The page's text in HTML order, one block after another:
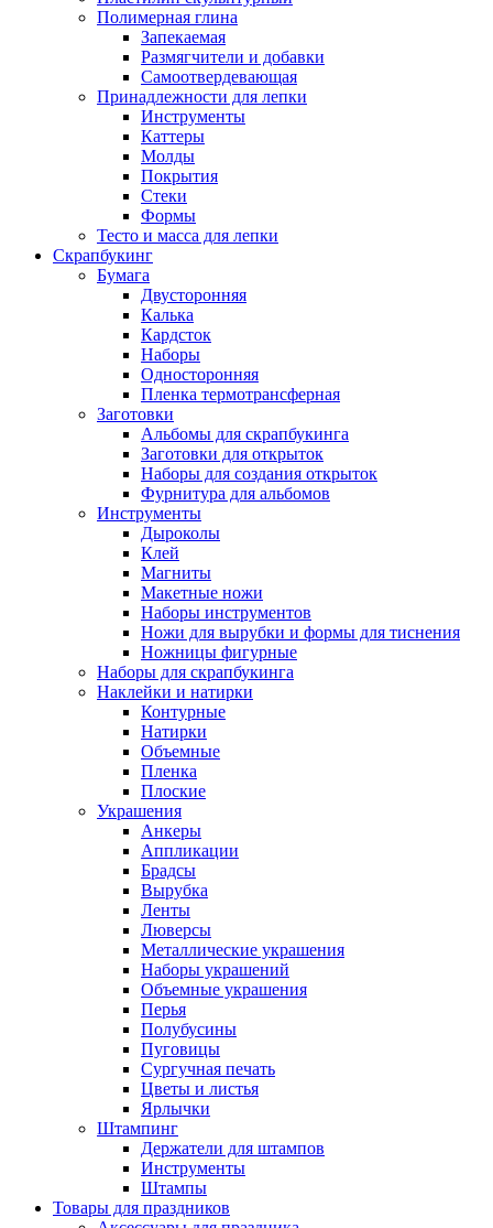
Полимерная глина
Запекаемая
Размягчители и добавки
Самоотвердевающая
Принадлежности для лепки
Инструменты
Каттеры
Молды
Покрытия
Стеки
Формы
Тесто и масса для лепки
Скрапбукинг
Бумага
Двусторонняя
Калька
Кардсток
Наборы
Односторонняя
Пленка термотрансферная
Заготовки
Альбомы для скрапбукинга
Заготовки для открыток
Наборы для создания открыток
Фурнитура для альбомов
Инструменты
Дыроколы
Клей
Магниты
Макетные ножи
Наборы инструментов
Ножи для вырубки и формы для тиснения
Ножницы фигурные
Наборы для скрапбукинга
Наклейки и натирки
Контурные
Натирки
Объемные
Пленка
Плоские
Украшения
Анкеры
Аппликации
Брадсы
Вырубка
Ленты
Люверсы
Металлические украшения
Наборы украшений
Объемные украшения
Перья
Полубусины
Пуговицы
Сургучная печать
Цветы и листья
Ярлычки
Штампинг
Держатели для штампов
Инструменты
Штампы
Товары для праздников